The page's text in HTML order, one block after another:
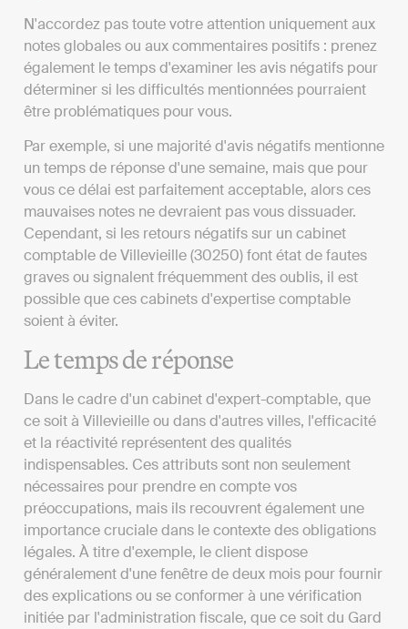
N'accordez pas toute votre attention uniquement aux
notes globales ou aux commentaires positifs : prenez
également le temps d'examiner les avis négatifs pour
déterminer si les difficultés mentionnées pourraient
être problématiques pour vous.
Par exemple, si une majorité d'avis négatifs mentionne
un temps de réponse d'une semaine, mais que pour
vous ce délai est parfaitement acceptable, alors ces
mauvaises notes ne devraient pas vous dissuader.
Cependant, si les retours négatifs sur un cabinet
comptable de Villevieille (30250) font état de fautes
graves ou signalent fréquemment des oublis, il est
possible que ces cabinets d'expertise comptable
soient à éviter.
Le temps de réponse
Dans le cadre d'un cabinet d'expert-comptable, que
ce soit à Villevieille ou dans d'autres villes, l'efficacité
et la réactivité représentent des qualités
indispensables. Ces attributs sont non seulement
nécessaires pour prendre en compte vos
préoccupations, mais ils recouvrent également une
importance cruciale dans le contexte des obligations
légales. À titre d'exemple, le client dispose
généralement d'une fenêtre de deux mois pour fournir
des explications ou se conformer à une vérification
initiée par l'administration fiscale, que ce soit du Gard